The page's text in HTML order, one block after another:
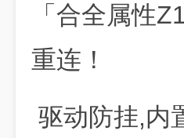
「合全属性
重连！
驱动防挂,内